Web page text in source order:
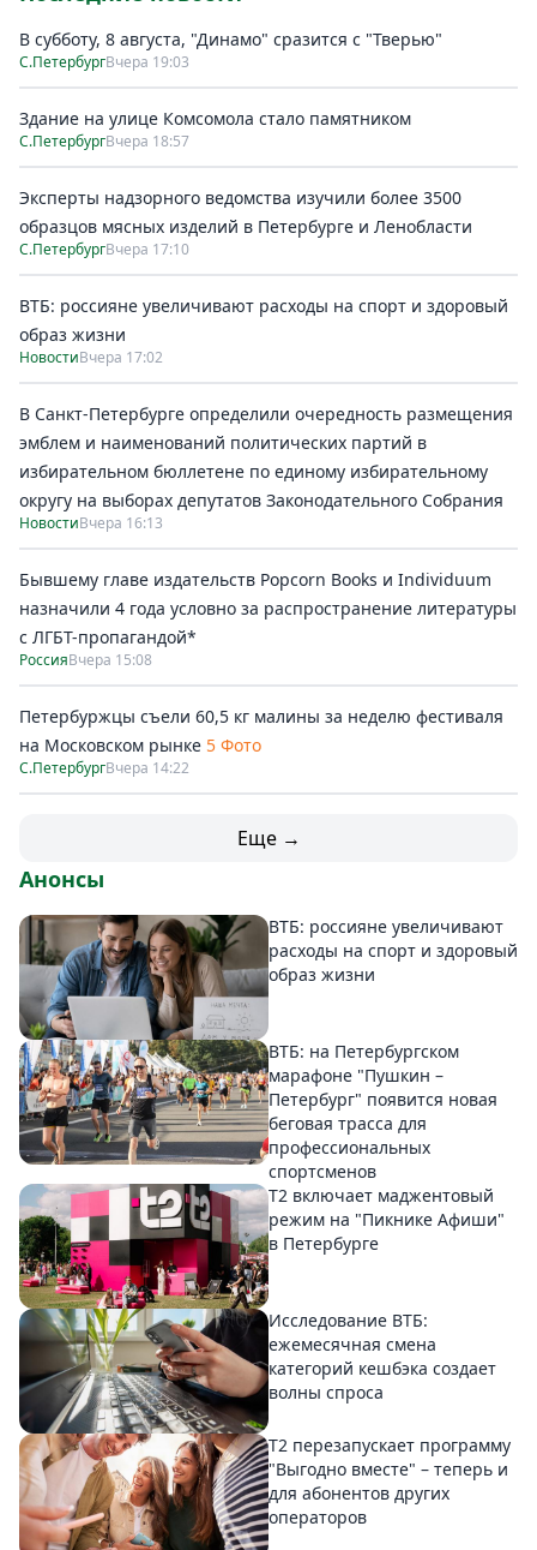
В субботу, 8 августа, "Динамо" сразится с "Тверью"
С.ПетербургВчера 19:03
Здание на улице Комсомола стало памятником
С.ПетербургВчера 18:57
Эксперты надзорного ведомства изучили более 3500
образцов мясных изделий в Петербурге и Ленобласти
С.ПетербургВчера 17:10
ВТБ: россияне увеличивают расходы на спорт и здоровый
образ жизни
НовостиВчера 17:02
В Санкт-Петербурге определили очередность размещения
эмблем и наименований политических партий в
избирательном бюллетене по единому избирательному
округу на выборах депутатов Законодательного Собрания
НовостиВчера 16:13
Бывшему главе издательств Popcorn Books и Individuum
назначили 4 года условно за распространение литературы
с ЛГБТ-пропагандой*
РоссияВчера 15:08
Петербуржцы съели 60,5 кг малины за неделю фестиваля
на Московском рынке 5 Фото
С.ПетербургВчера 14:22
Еще →
Анонсы
ВТБ: россияне увеличивают
расходы на спорт и здоровый
образ жизни
ВТБ: на Петербургском
марафоне "Пушкин –
Петербург" появится новая
беговая трасса для
профессиональных
спортсменов
Т2 включает маджентовый
режим на "Пикнике Афиши"
в Петербурге
Исследование ВТБ:
ежемесячная смена
категорий кешбэка создает
волны спроса
Т2 перезапускает программу
"Выгодно вместе" – теперь и
для абонентов других
операторов